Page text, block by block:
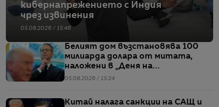
кибернапрежението с Индия
чрез извинения
05.08.2026 / 15:46
Белият дом възстановява 100
милиарда долара от митата,
наложени в „Деня на
освобождението“
05.08.2026 / 15:24
Китай налага санкции на САЩ и